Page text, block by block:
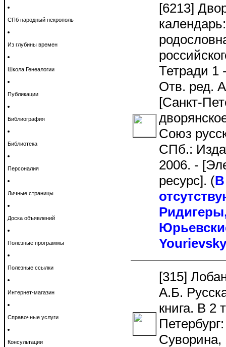
СПб народный некрополь
Из глубины времен
Школа Генеалогии
Публикации
Библиография
Библиотека
Персоналия
Личные страницы
Доска объявлений
Полезные программы
Полезные ссылки
Интернет-магазин
Справочные услуги
Консультации
[6213]
Тетради 1
Отв. ред.
[Санкт-
Союз
СПб.:
2006. -
ресурс]. (В
Yourievsky
[315]
А.Б.
книга. В 2
Суворина,